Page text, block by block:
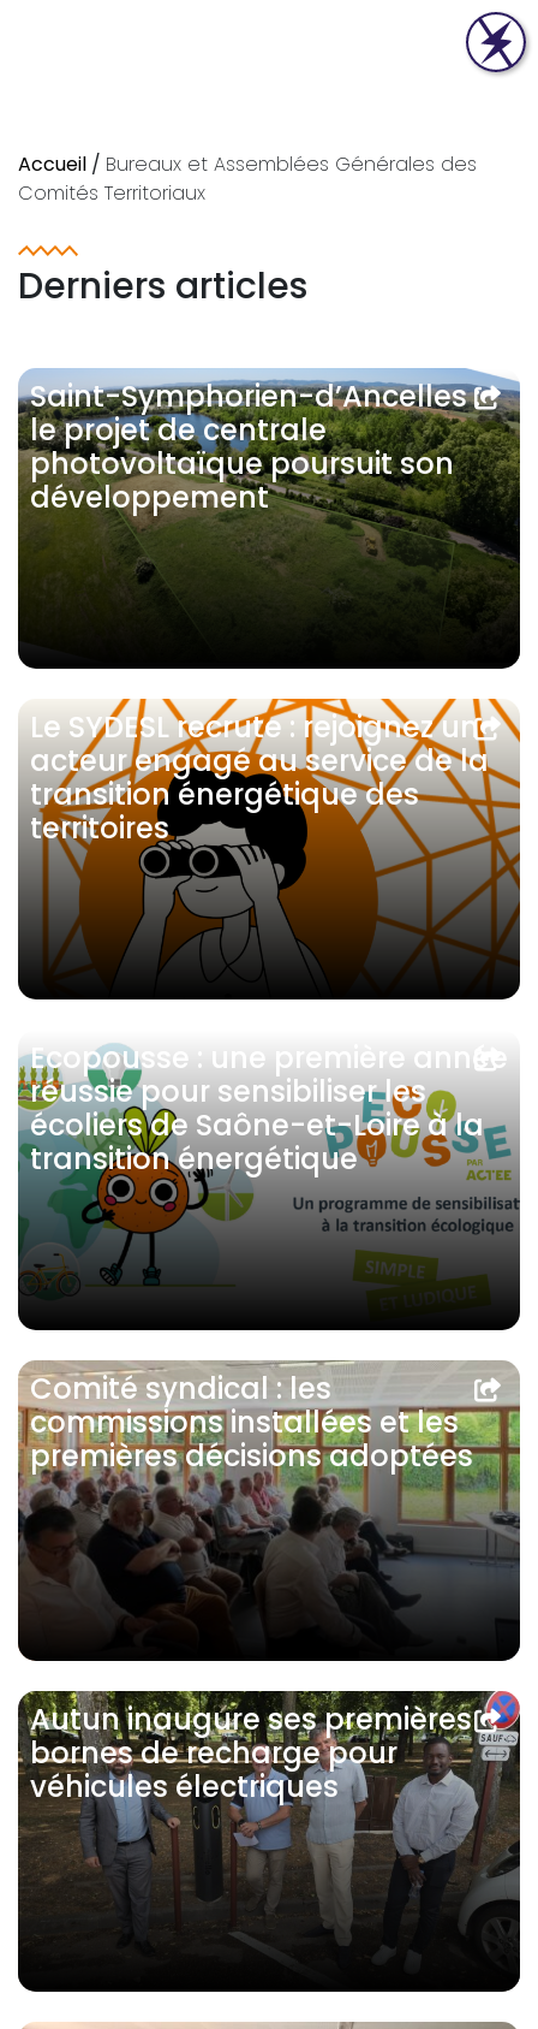
Accueil / Bureaux et Assemblées Générales des
Comités Territoriaux
Derniers articles
Saint-Symphorien-d’Ancelles :
le projet de centrale
photovoltaïque poursuit son
développement
Le SYDESL recrute : rejoignez un
acteur engagé au service de la
transition énergétique des
territoires
Ecopousse : une première année
réussie pour sensibiliser les
écoliers de Saône-et-Loire à la
transition énergétique
Comité syndical : les
commissions installées et les
premières décisions adoptées
Autun inaugure ses premières
bornes de recharge pour
véhicules électriques